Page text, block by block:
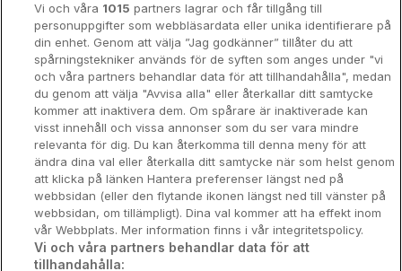
Hotellrum under 995 kr
Spahotell
Sydsverige
Om Hotellpremien
Nya hotell
Stadsweekend
Vi och våra 1015 partners lagrar och får tillgång till
personuppgifter som webbläsardata eller unika identifierare på
din enhet. Genom att välja ”Jag godkänner” tillåter du att
spårningstekniker används för de syften som anges under "vi
och våra partners behandlar data för att tillhandahålla", medan
du genom att välja "Avvisa alla" eller återkallar ditt samtycke
kommer att inaktivera dem. Om spårare är inaktiverade kan
visst innehåll och vissa annonser som du ser vara mindre
relevanta för dig. Du kan återkomma till denna meny för att
ändra dina val eller återkalla ditt samtycke när som helst genom
att klicka på länken Hantera preferenser längst ned på
webbsidan (eller den flytande ikonen längst ned till vänster på
webbsidan, om tillämpligt). Dina val kommer att ha effekt inom
vår Webbplats. Mer information finns i vår integritetspolicy.
Vi och våra partners behandlar data för att
tillhandahålla: